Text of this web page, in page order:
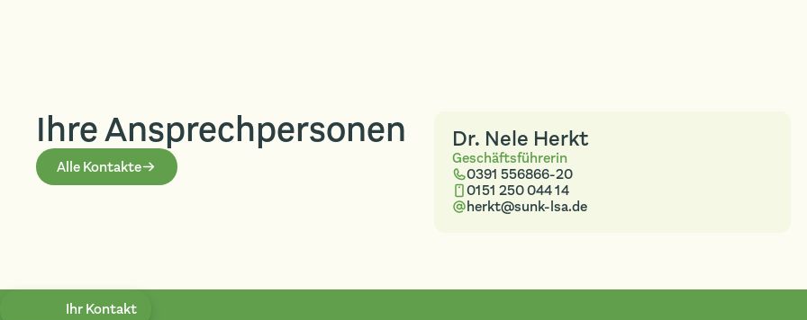
Ihre Ansprech­personen
Alle Kontakte
Dr. Nele Herkt
Geschäftsführerin
0391 556866-20
0151 250 044 14
herkt@sunk-lsa.de
Ihr Kontakt